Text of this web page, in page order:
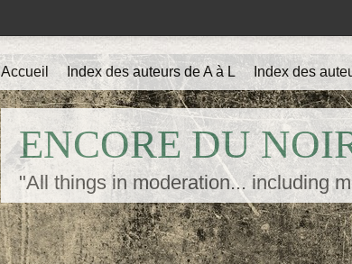
ENCORE DU
"All things in moderation... including
Accueil Index des auteurs de A à L Index des